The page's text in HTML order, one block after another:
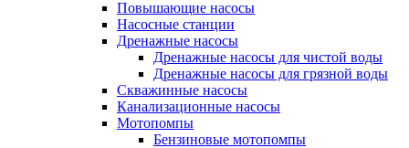
Повышающие насосы
Насосные станции
Дренажные насосы
Дренажные насосы для чистой воды
Дренажные насосы для грязной воды
Скважинные насосы
Канализационные насосы
Мотопомпы
Бензиновые мотопомпы